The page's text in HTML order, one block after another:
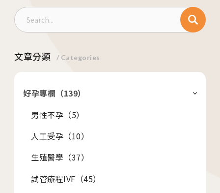
板橋院區
2026.04.16
台中總院 「婚後孕前健康檢查」、「生育力健
2026.01.22
文章分類 / Categories
好孕專欄（139）
男性不孕（5）
人工受孕（10）
生殖醫學（37）
試管療程IVF（45）